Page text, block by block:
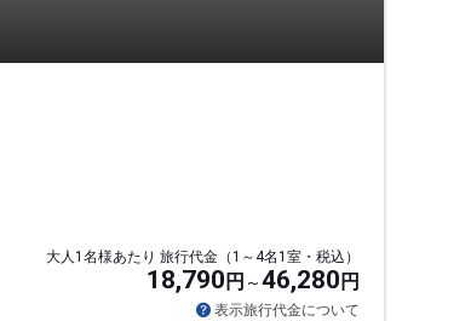
大人1名様あたり 旅行代金（1～4名1室・税込）
18,790 円 46,280 円
表示旅行代金について